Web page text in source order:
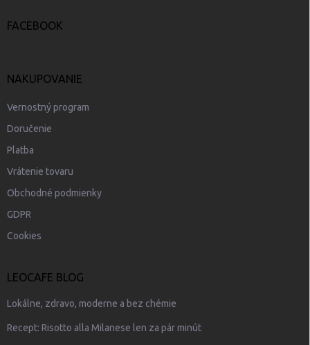
FACEBOOK
NAKUPOVANIE
Vernostný program
Doručenie
Platba
Vrátenie tovaru
Obchodné podmienky
GDPR
Cookies
LEOCAFE BLOG
Lokálne, zdravo, moderne a bez chémie
Recept: Risotto alla Milanese len za pár minút